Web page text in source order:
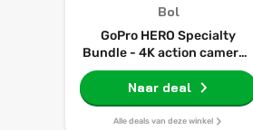
Bol
GoPro HERO Specialty
Bundle - 4K action camera -
waterdicht tot 5 m -
inclusief 64GB microSD,
Bite Mount, The Handler en
case
Naar deal
Alle deals van deze winkel